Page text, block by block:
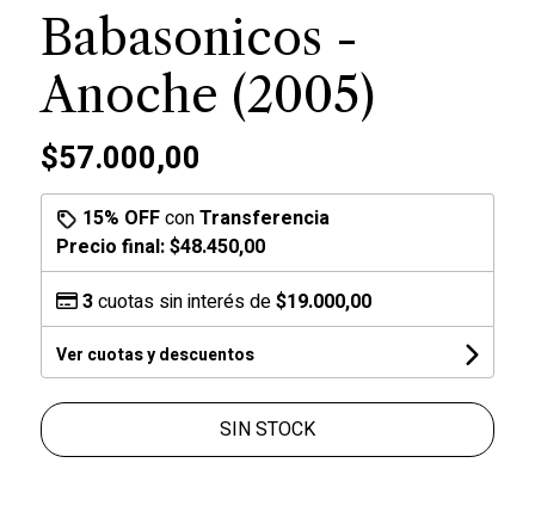
Babasonicos -
Anoche (2005)
$57.000,00
15% OFFconTransferencia
Precio final:$48.450,00
3cuotas sin interés de$19.000,00
Ver cuotas y descuentos
SIN STOCK